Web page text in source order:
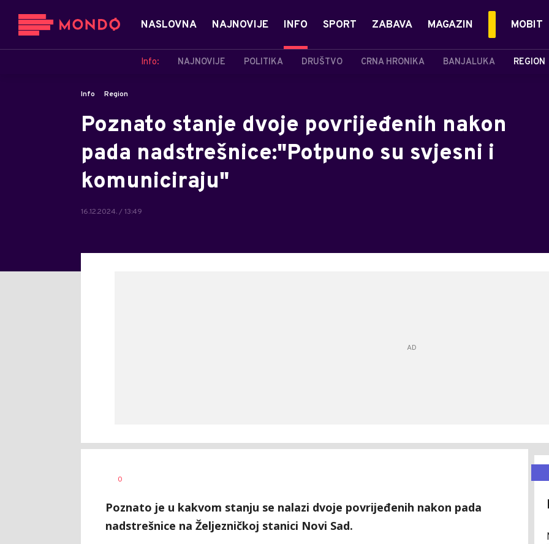
NASLOVNA NAJNOVIJE INFO
Info: NAJNOVIJE POLITIKA DRUŠTVO CRNA HRONIKA BANJALUKA REGION
SPORT ZABAVA MAGAZIN MOBIT
Info Region
Poznato stanje dvoje povrijeđenih nakon
pada nadstrešnice:"Potpuno su svjesni i
komuniciraju"
16.12.2024. / 13:49
0
Poznato je u kakvom stanju se nalazi dvoje povrijeđenih nakon pada
nadstrešnice na Željezničkoj stanici Novi Sad.